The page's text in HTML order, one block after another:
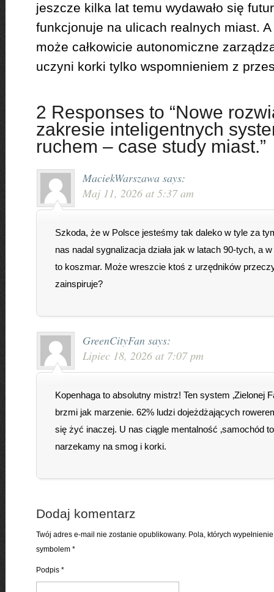
jeszcze kilka lat temu wydawało się
funkcjonuje na ulicach realnych miast.
może całkowicie autonomiczne
uczyni korki tylko wspomnieniem z
2 Responses to “Nowe
zakresie inteligentnych
ruchem – case study miast.”
MaciekWarszawa says:
Maj 11, 2026 at 5:37 am
Szkoda, że w Polsce jesteśmy tak daleko w tyle za
nas nadal sygnalizacja działa jak w latach 90-tych, a
to koszmar. Może wreszcie ktoś z urzędników
zainspiruje?
GreenCityFan says:
Lipiec 18, 2026 at 7:07 pm
Kopenhaga to absolutny mistrz! Ten system ‚Zielonej
brzmi jak marzenie. 62% ludzi dojeżdżających
się żyć inaczej. U nas ciągle mentalność ‚samochód
narzekamy na smog i korki.
Dodaj komentarz
Twój adres e-mail nie zostanie opublikowany. Pola, których
symbolem *
Podpis *